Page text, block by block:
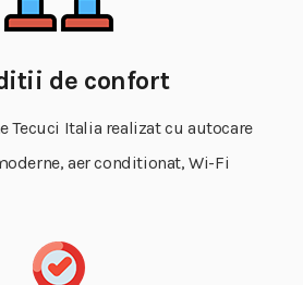
de confort
Tecuci Italia realizat cu autocare
aer conditionat, Wi-Fi